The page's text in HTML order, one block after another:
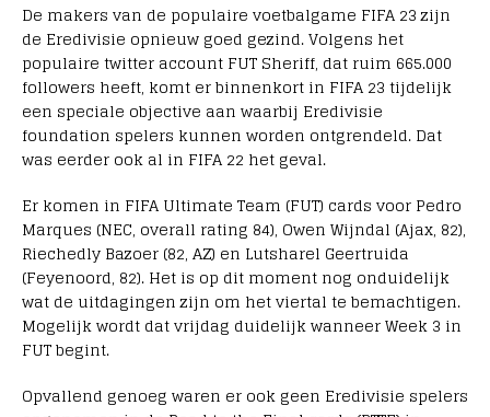
De makers van de populaire voetbalgame FIFA 23 zijn
de Eredivisie opnieuw goed gezind. Volgens het
populaire twitter account FUT Sheriff, dat ruim 665.000
followers heeft, komt er binnenkort in FIFA 23 tijdelijk
een speciale objective aan waarbij Eredivisie
foundation spelers kunnen worden ontgrendeld. Dat
was eerder ook al in FIFA 22 het geval.
Er komen in FIFA Ultimate Team (FUT) cards voor Pedro
Marques (NEC, overall rating 84), Owen Wijndal (Ajax, 82),
Riechedly Bazoer (82, AZ) en Lutsharel Geertruida
(Feyenoord, 82). Het is op dit moment nog onduidelijk
wat de uitdagingen zijn om het viertal te bemachtigen.
Mogelijk wordt dat vrijdag duidelijk wanneer Week 3 in
FUT begint.
Opvallend genoeg waren er ook geen Eredivisie spelers